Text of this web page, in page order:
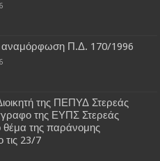
αναμόρφωση Π.Δ. 170/1996
της ΠΕΠΥΔ Στερεάς
της ΕΥΠΣ Στερεάς
θέμα της παράνομης
τις 23/7